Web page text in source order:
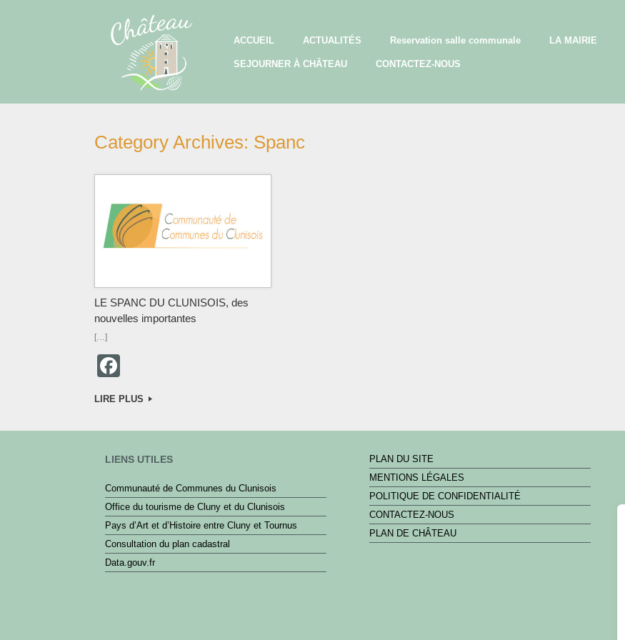
ACCUEIL ACTUALITÉS Reservation salle communale LA MAIRIE
SEJOURNER À CHÂTEAU CONTACTEZ-NOUS
Category Archives: Spanc
LE SPANC DU CLUNISOIS, des
nouvelles importantes
[…]
a
e
b
o
o
k
LIRE PLUS
LIENS UTILES
Communauté de Communes du Clunisois
Office du tourisme de Cluny et du Clunisois
Pays d’Art et d’Histoire entre Cluny et Tournus
Consultation du plan cadastral
Data.gouv.fr
PLAN DU SITE
MENTIONS LÉGALES
POLITIQUE DE CONFIDENTIALITÉ
CONTACTEZ-NOUS
PLAN DE CHÂTEAU